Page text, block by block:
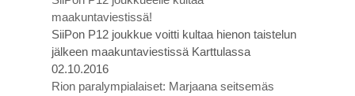
maakuntaviestissä!
SiiPon P12 joukkue voitti kultaa hienon taistelun
jälkeen maakuntaviestissä Karttulassa
02.10.2016
Rion paralympialaiset: Marjaana seitsemäs